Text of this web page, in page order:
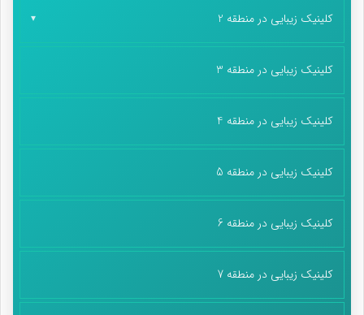
کلینیک زیبایی در منطقه 2
کلینیک زیبایی در منطقه 3
کلینیک زیبایی در منطقه 4
کلینیک زیبایی در منطقه 5
کلینیک زیبایی در منطقه 6
کلینیک زیبایی در منطقه 7